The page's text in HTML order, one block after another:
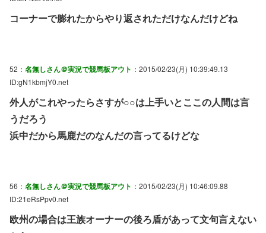
コーナーで膨れたからやり返されただけなんだけどね
52： 名無しさん＠実況で競馬板アウト ：2015/02/23(月) 10:39:49.13
ID:gN1kbmjY0.net
外人がこれやったらさすが○○は上手いとここの人間は言
うだろう
浜中だから馬鹿だのなんだの言ってるけどな
56： 名無しさん＠実況で競馬板アウト ：2015/02/23(月) 10:46:09.88
ID:21eRsPpv0.net
欧州の場合は王族オーナーの後ろ盾があって文句言えない